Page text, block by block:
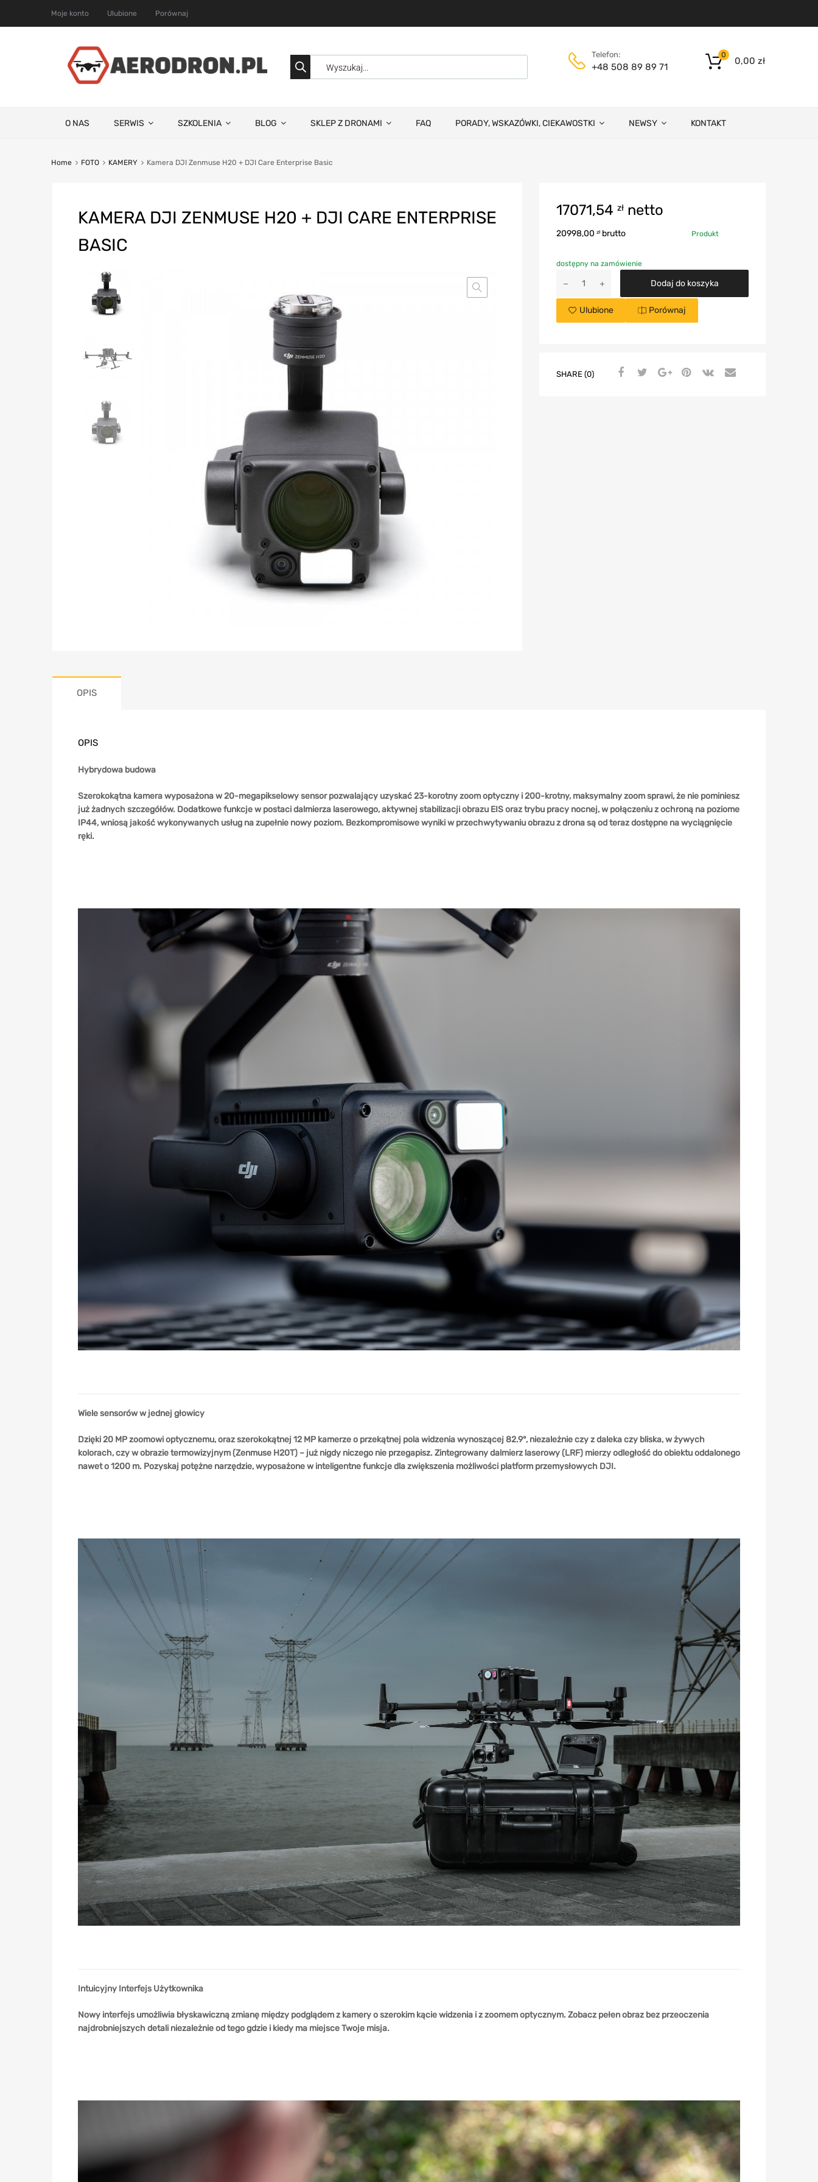
Moje konto Ulubione Porównaj
Telefon:
+48 508 89 89 71
0,00 zł
0
O NAS SERWIS SZKOLENIA BLOG SKLEP Z DRONAMI FAQ PORADY, WSKAZÓWKI, CIEKAWOSTKI NEWSY KONTAKT
Home FOTO KAMERY Kamera DJI Zenmuse H20 + DJI Care Enterprise Basic
KAMERA DJI ZENMUSE H20 + DJI CARE ENTERPRISE
BASIC
17071,54 zł netto
20998,00 zł brutto Produkt
dostępny na zamówienie
Dodaj do koszyka
Ulubione Porównaj
SHARE (0)
OPIS
OPIS
Hybrydowa budowa
Szerokokątna kamera wyposażona w 20-megapikselowy sensor pozwalający uzyskać 23-korotny zoom optyczny i 200-krotny, maksymalny zoom sprawi, że nie pominiesz
już żadnych szczegółów. Dodatkowe funkcje w postaci dalmierza laserowego, aktywnej stabilizacji obrazu EIS oraz trybu pracy nocnej, w połączeniu z ochroną na poziome
IP44, wniosą jakość wykonywanych usług na zupełnie nowy poziom. Bezkompromisowe wyniki w przechwytywaniu obrazu z drona są od teraz dostępne na wyciągnięcie
ręki.
Wiele sensorów w jednej głowicy
Dzięki 20 MP zoomowi optycznemu, oraz szerokokątnej 12 MP kamerze o przekątnej pola widzenia wynoszącej 82.9°, niezależnie czy z daleka czy bliska, w żywych
kolorach, czy w obrazie termowizyjnym (Zenmuse H20T) – już nigdy niczego nie przegapisz. Zintegrowany dalmierz laserowy (LRF) mierzy odległość do obiektu oddalonego
nawet o 1200 m. Pozyskaj potężne narzędzie, wyposażone w inteligentne funkcje dla zwiększenia możliwości platform przemysłowych DJI.
Intuicyjny Interfejs Użytkownika
Nowy interfejs umożliwia błyskawiczną zmianę między podglądem z kamery o szerokim kącie widzenia i z zoomem optycznym. Zobacz pełen obraz bez przeoczenia
najdrobniejszych detali niezależnie od tego gdzie i kiedy ma miejsce Twoje misja.